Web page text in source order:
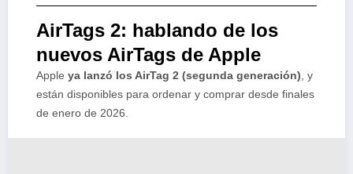
AirTags 2: hablando de los
nuevos AirTags de Apple
Apple ya lanzó los AirTag 2 (segunda generación) , y
están disponibles para ordenar y comprar desde finales
de enero de 2026.